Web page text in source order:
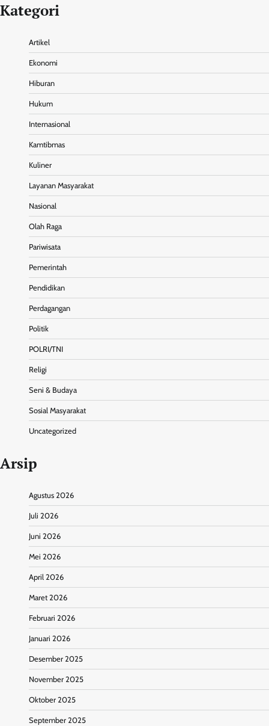
Kategori
Artikel
Ekonomi
Hiburan
Hukum
Internasional
Kamtibmas
Kuliner
Layanan Masyarakat
Nasional
Olah Raga
Pariwisata
Pemerintah
Pendidikan
Perdagangan
Politik
POLRI/TNI
Religi
Seni & Budaya
Sosial Masyarakat
Uncategorized
Arsip
Agustus 2026
Juli 2026
Juni 2026
Mei 2026
April 2026
Maret 2026
Februari 2026
Januari 2026
Desember 2025
November 2025
Oktober 2025
September 2025